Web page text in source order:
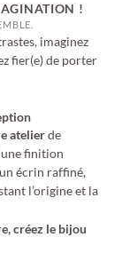
!
imaginez
fier(e) de porter
atelierde
finition
écrin raffiné,
l’origine et la
créez le bijou